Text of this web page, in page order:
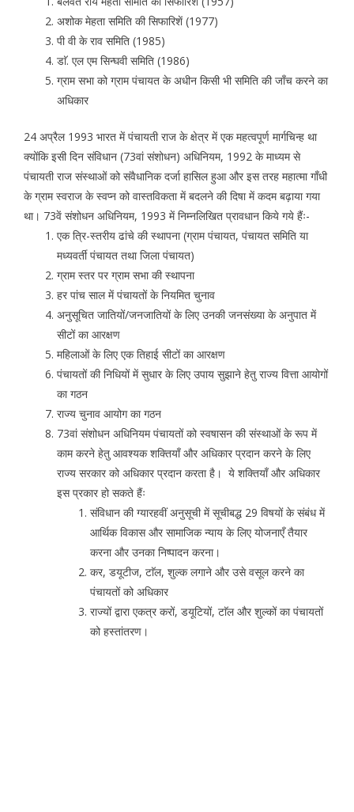
अशोक मेहता समिति की सिफारिशें (1977)
पी वी के राव समिति (1985)
डाॅ. एल एम सिन्घवी समिति (1986)
ग्राम सभा को ग्राम पंचायत के अधीन किसी भी समिति की जाँच करने का
अधिकार
24 अप्रैल 1993 भारत में पंचायती राज के क्षेत्र में एक महत्वपूर्ण मार्गचिन्ह था
क्योंकि इसी दिन संविधान (73वां संशोधन) अधिनियम, 1992 के माध्यम से
पंचायती राज संस्थाओं को संवैधानिक दर्जा हासिल हुआ और इस तरह महात्मा गाँधी
के ग्राम स्वराज के स्वप्न को वास्तविकता में बदलने की दिषा में कदम बढ़ाया गया
था। 73वें संशोधन अधिनियम, 1993 में निम्नलिखित प्रावधान किये गये हैंः-
एक त्रि-स्तरीय ढांचे की स्थापना (ग्राम पंचायत, पंचायत समिति या
मध्यवर्ती पंचायत तथा जिला पंचायत)
ग्राम स्तर पर ग्राम सभा की स्थापना
हर पांच साल में पंचायतों के नियमित चुनाव
अनुसूचित जातियों/जनजातियों के लिए उनकी जनसंख्या के अनुपात में
सीटों का आरक्षण
महिलाओं के लिए एक तिहाई सीटों का आरक्षण
पंचायतों की निधियों में सुधार के लिए उपाय सुझाने हेतु राज्य वित्ता आयोगों
का गठन
राज्य चुनाव आयोग का गठन
73वां संशोधन अधिनियम पंचायतों को स्वषासन की संस्थाओं के रूप में
काम करने हेतु आवश्यक शक्तियाँ और अधिकार प्रदान करने के लिए
राज्य सरकार को अधिकार प्रदान करता है। ये शक्तियाँ और अधिकार
इस प्रकार हो सकते हैंः
संविधान की ग्यारहवीं अनुसूची में सूचीबद्ध 29 विषयों के संबंध में
आर्थिक विकास और सामाजिक न्याय के लिए योजनाएँ तैयार
करना और उनका निष्पादन करना।
कर, डयूटीज, टाॅल, शुल्क लगाने और उसे वसूल करने का
पंचायतों को अधिकार
राज्यों द्वारा एकत्र करों, डयूटियों, टाॅल और शुल्कों का पंचायतों
को हस्तांतरण।